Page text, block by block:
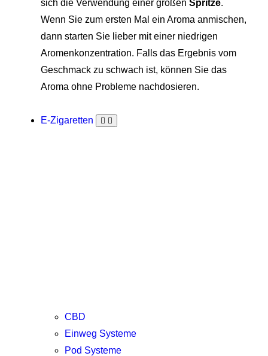
sich die Verwendung einer großen Spritze.
Wenn Sie zum ersten Mal ein Aroma anmischen,
dann starten Sie lieber mit einer niedrigen
Aromenkonzentration. Falls das Ergebnis vom
Geschmack zu schwach ist, können Sie das
Aroma ohne Probleme nachdosieren.
E-Zigaretten
CBD
Einweg Systeme
Pod Systeme